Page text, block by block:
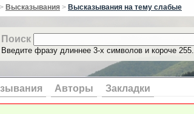
> Высказывания > Высказывания на тему слабые
Поиск
Введите фразу длиннее 3-х символов и короче 255.
Авторы Закладки